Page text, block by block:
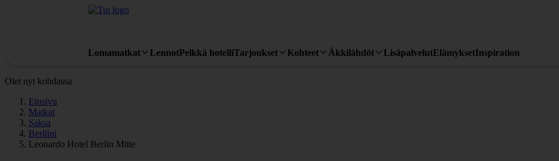
Lomamatkat LennotPelkkä hotelliTarjoukset Kohteet Äkkilähdöt LisäpalvelutElämyksetInspiration
Olet nyt kohdassa
Etusivu
Matkat
Saksa
Berliini
Leonardo Hotel Berlin Mitte